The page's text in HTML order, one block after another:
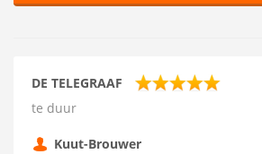
DE TELEGRAAF
te duur
Kuut-Brouwer